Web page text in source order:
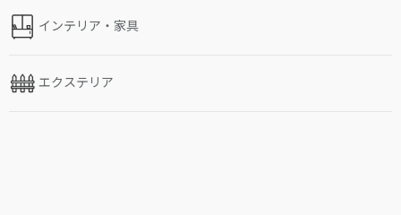
インテリア・家具
エクステリア